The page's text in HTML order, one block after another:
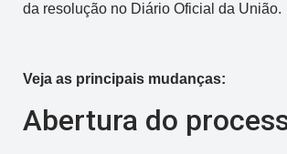
da resolução no Diário Oficial da União.
Veja as principais mudanças:
Abertura do